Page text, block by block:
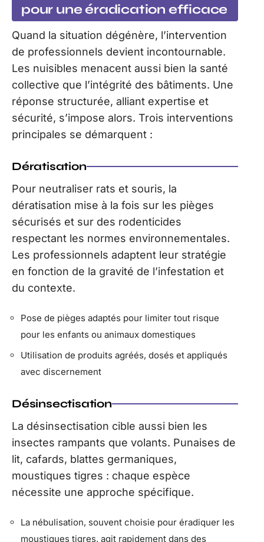
pour une éradication efficace
Quand la situation dégénère, l’intervention
de professionnels devient incontournable.
Les nuisibles menacent aussi bien la santé
collective que l’intégrité des bâtiments. Une
réponse structurée, alliant expertise et
sécurité, s’impose alors. Trois interventions
principales se démarquent :
Dératisation
Pour neutraliser rats et souris, la
dératisation mise à la fois sur les pièges
sécurisés et sur des rodenticides
respectant les normes environnementales.
Les professionnels adaptent leur stratégie
en fonction de la gravité de l’infestation et
du contexte.
Pose de pièges adaptés pour limiter tout risque
pour les enfants ou animaux domestiques
Utilisation de produits agréés, dosés et appliqués
avec discernement
Désinsectisation
La désinsectisation cible aussi bien les
insectes rampants que volants. Punaises de
lit, cafards, blattes germaniques,
moustiques tigres : chaque espèce
nécessite une approche spécifique.
La nébulisation, souvent choisie pour éradiquer les
moustiques tigres, agit rapidement dans des